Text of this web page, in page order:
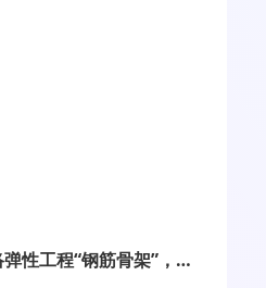
邬江兴：打造6G网络弹性工程“钢筋骨架”，构建6G内生安全可信体系